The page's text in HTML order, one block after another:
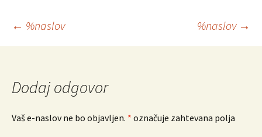
Krmarjenje
po
prispevkih
← %naslov %naslov →
Dodaj odgovor
Vaš e-naslov ne bo objavljen. * označuje zahtevana polja